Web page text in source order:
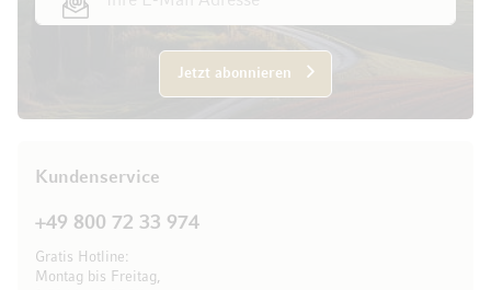
Jetzt abonnieren
Kundenservice
+49 800 72 33 974
Gratis Hotline:
Montag bis Freitag,